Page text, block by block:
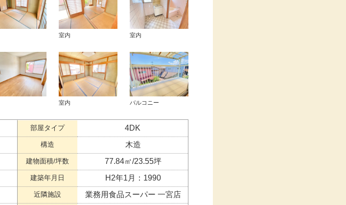
室内 室内
室内 バルコニー
部屋タイプ 4DK
構造 木造
建物面積/坪数 77.84㎡/23.55坪
建築年月日 H2年1月：1990
近隣施設 業務用食品スーパー 一宮店